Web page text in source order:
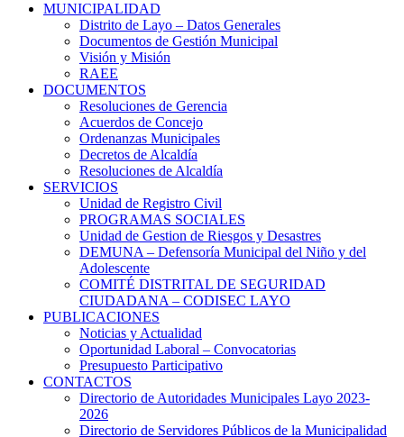
MUNICIPALIDAD
Distrito de Layo – Datos Generales
Documentos de Gestión Municipal
Visión y Misión
RAEE
DOCUMENTOS
Resoluciones de Gerencia
Acuerdos de Concejo
Ordenanzas Municipales
Decretos de Alcaldía
Resoluciones de Alcaldía
SERVICIOS
Unidad de Registro Civil
PROGRAMAS SOCIALES
Unidad de Gestion de Riesgos y Desastres
DEMUNA – Defensoría Municipal del Niño y del
Adolescente
COMITÉ DISTRITAL DE SEGURIDAD
CIUDADANA – CODISEC LAYO
PUBLICACIONES
Noticias y Actualidad
Oportunidad Laboral – Convocatorias
Presupuesto Participativo
CONTACTOS
Directorio de Autoridades Municipales Layo 2023-
2026
Directorio de Servidores Públicos de la Municipalidad